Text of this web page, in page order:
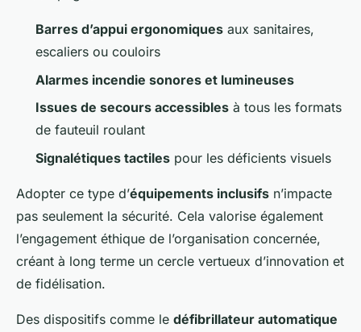
Barres d’appui ergonomiques aux sanitaires,
escaliers ou couloirs
Alarmes incendie sonores et lumineuses
Issues de secours accessibles à tous les formats
de fauteuil roulant
Signalétiques tactiles pour les déficients visuels
Adopter ce type d’équipements inclusifs n’impacte
pas seulement la sécurité. Cela valorise également
l’engagement éthique de l’organisation concernée,
créant à long terme un cercle vertueux d’innovation et
de fidélisation.
Des dispositifs comme le défibrillateur automatique